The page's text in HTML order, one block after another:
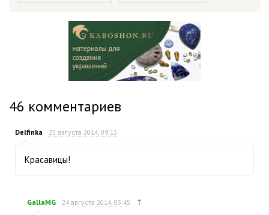
46 комментариев
Delfinka 23 августа 2014, 09:13
Красавицы!
GallaMG 24 августа 2014, 03:45 ↑